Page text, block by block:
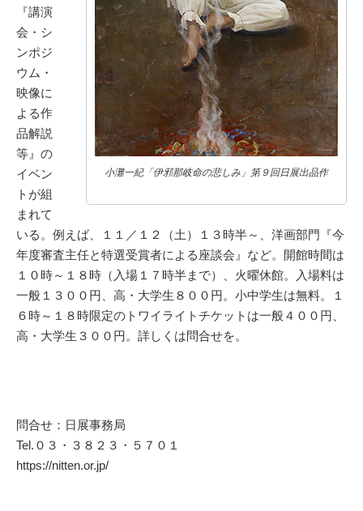
小灘一紀「伊邪那岐命の悲しみ」第９回日展出品作
『講演
会・シ
ンポジ
ウム・
映像に
よる作
品解説
等』の
イベン
トが組
まれて
いる。例えば、１１／１２（土）１３時半～、洋画部門『今
年度審査主任と特選受賞者による座談会』など。開館時間は
１０時～１８時（入場１７時半まで）、火曜休館。入場料は
一般１３００円、高・大学生８００円。小中学生は無料。１
６時～１８時限定のトワイライトチケットは一般４００円、
高・大学生３００円。詳しくは問合せを。
問合せ：日展事務局
Tel.０３・３８２３・５７０１
https://nitten.or.jp/